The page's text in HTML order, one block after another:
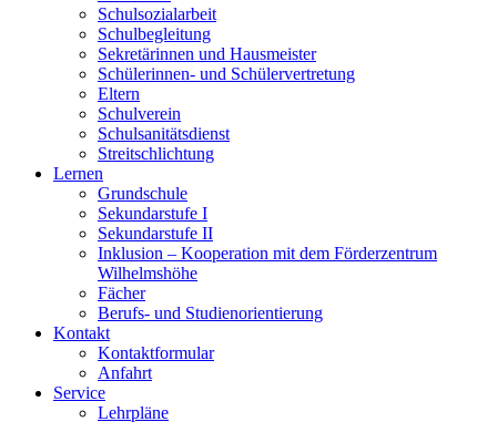
Schulsozialarbeit
Schulbegleitung
Sekretärinnen und Hausmeister
Schülerinnen- und Schülervertretung
Eltern
Schulverein
Schulsanitätsdienst
Streitschlichtung
Lernen
Grundschule
Sekundarstufe I
Sekundarstufe II
Inklusion – Kooperation mit dem Förderzentrum
Wilhelmshöhe
Fächer
Berufs- und Studienorientierung
Kontakt
Kontaktformular
Anfahrt
Service
Lehrpläne